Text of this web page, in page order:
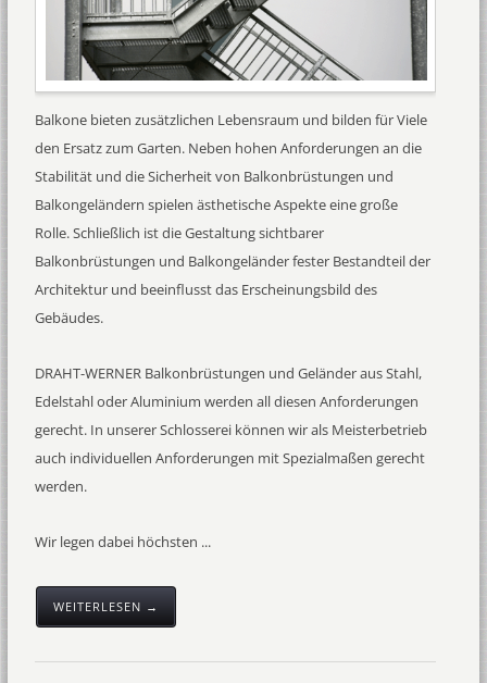
Balkone bieten zusätzlichen Lebensraum und bilden für Viele
den Ersatz zum Garten. Neben hohen Anforderungen an die
Stabilität und die Sicherheit von Balkonbrüstungen und
Balkongeländern spielen ästhetische Aspekte eine große
Rolle. Schließlich ist die Gestaltung sichtbarer
Balkonbrüstungen und Balkongeländer fester Bestandteil der
Architektur und beeinflusst das Erscheinungsbild des
Gebäudes.
DRAHT-WERNER Balkonbrüstungen und Geländer aus Stahl,
Edelstahl oder Aluminium werden all diesen Anforderungen
gerecht. In unserer Schlosserei können wir als Meisterbetrieb
auch individuellen Anforderungen mit Spezialmaßen gerecht
werden.
Wir legen dabei höchsten ...
WEITERLESEN →